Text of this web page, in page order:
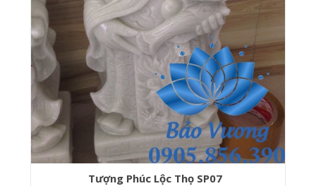
Tượng Phúc Lộc Thọ SP07